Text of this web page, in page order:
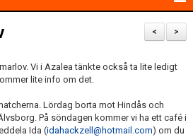
>
<
Vi i Azalea tänkte också ta lite ledigt
lite info om det.
Lördag borta mot Hindås och
På söndagen kommer vi ha ett café i
Ida (idahackzell@hotmail.com) om du